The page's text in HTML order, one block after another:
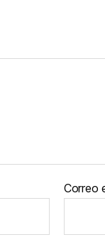
Correo